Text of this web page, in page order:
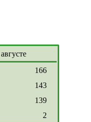
166
143
139
2